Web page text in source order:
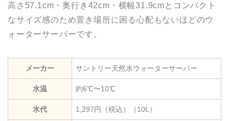
高さ57.1cm・奥行き42cm・横幅31.9cmとコンパクト
なサイズ感のため置き場所に困る心配もないほどのウ
ォーターサーバーです。
メーカー サントリー天然水ウォーターサーバー
水温 約6℃〜10℃
水代 1,297円（税込）（10L）